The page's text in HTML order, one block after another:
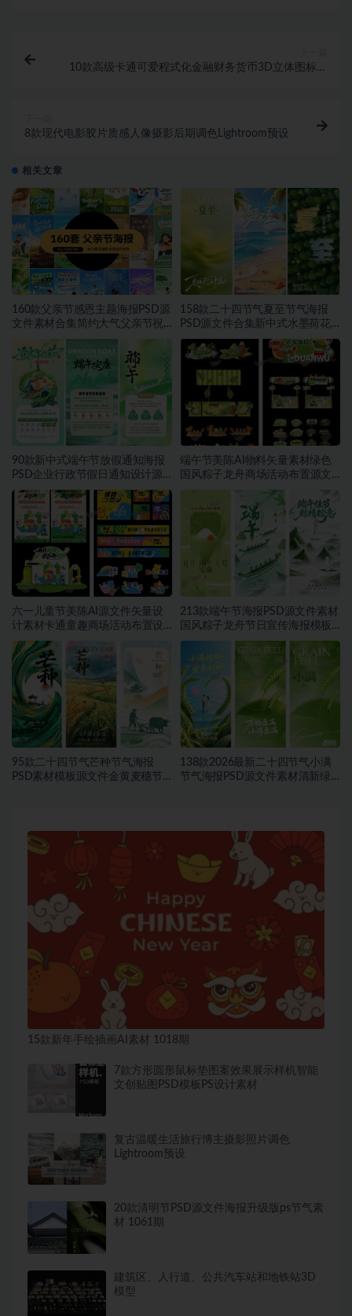
10款高级卡通可爱程式化金融财务货币3D立体图标设
8款现代电影胶片质感人像摄影后期调色Lightroom预设
相关文章
160款父亲节感恩主题海报PSD源
文件素材合集简约大气父亲节祝
福宣传设计素材~1559期
158款二十四节气夏至节气海报
PSD源文件合集新中式水墨荷花
二十四节气朋友圈宣传模板素材
~1553期
90款新中式端午节放假通知海报
PSD企业行政节假日通知设计源
文件素材~1552期
端午节美陈AI物料矢量素材绿色
国风粽子龙舟商场活动布置源文
件模板素材~1549期
六一儿童节美陈AI源文件矢量设
计素材卡通童趣商场活动布置设
计模板合集~1548期
213款端午节海报PSD源文件素材
国风粽子龙舟节日宣传海报模板
合集~1457期
95款二十四节气芒种节气海报
PSD素材模板源文件金黄麦穗节
138款2026最新二十四节气小满
节气海报PSD源文件素材清新绿
15款新年手绘插画AI素材 1018期
7款方形圆形鼠标垫图案效果展示样机智能
文创贴图PSD模板PS设计素材
复古温暖生活旅行博主摄影照片调色
Lightroom预设
20款清明节PSD源文件海报升级版ps节气素
材 1061期
建筑区、人行道、公共汽车站和地铁站3D
模型